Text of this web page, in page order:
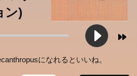
ン)
になれるといいね。